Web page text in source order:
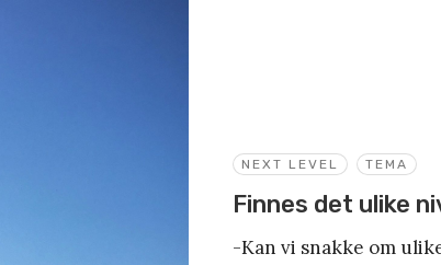
NEXT LEVEL TEMA
Finnes det ulike
-Kan vi snakke om